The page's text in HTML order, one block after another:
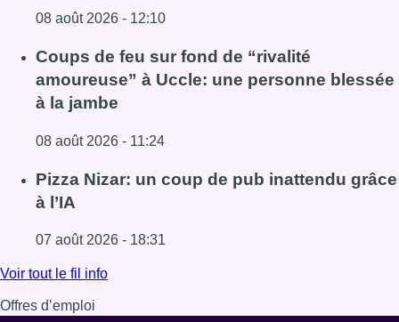
08 août 2026 - 12:10
Lire l'article Météo: du soleil et jusqu’à 28°C ce samedi,
Coups de feu sur fond de “rivalité
amoureuse” à Uccle: une personne blessée
à la jambe
08 août 2026 - 11:24
Lire l'article Coups de feu sur fond de “rivalité
Pizza Nizar: un coup de pub inattendu grâce
à l’IA
07 août 2026 - 18:31
Lire l'article Pizza Nizar: un coup de pub inattendu grâce
Voir tout le fil info
Offres d’emploi